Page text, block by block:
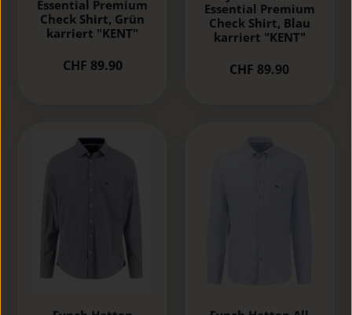
Essential Premium
Check Shirt, Grün
karriert "KENT"
CHF 89.90
Essential Premium
Check Shirt, Blau
karriert "KENT"
CHF 89.90